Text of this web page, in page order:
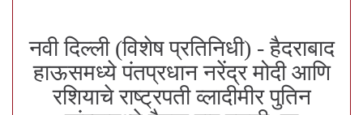
नवी दिल्ली (विशेष प्रतिनिधी) - हैदराबाद
हाऊसमध्ये पंतप्रधान नरेंद्र मोदी आणि
रशियाचे राष्ट्रपती व्लादीमीर पुतिन